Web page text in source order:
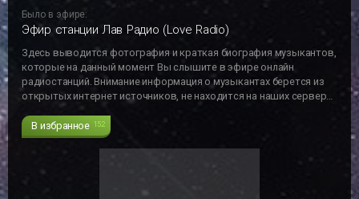
Было в эфире:
Эфир станции Лав Радио (Love Radio)
Здесь выводится фотография и краткая биография музыкантов,
которые на данный момент Вы слышите в эфире онлайн
радиостанций. Внимание информация о музыкантах берется из
открытых интернет источников, не находится на наших серверах
и может не отвечать действительности!!!
В избранное 152